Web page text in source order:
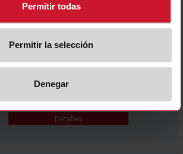
Permitir todas
Permitir la selección
Denegar
KK071CUT
Detalles
HTS02S
Detalles